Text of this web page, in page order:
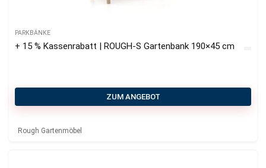
PARKBÄNKE
+ 15 % Kassenrabatt | ROUGH-S Gartenbank 190×45 cm
ZUM ANGEBOT
Rough Gartenmöbel